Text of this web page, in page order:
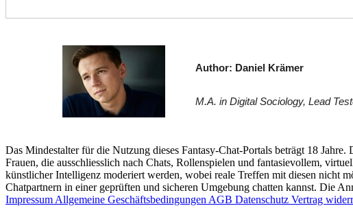
Author: Daniel Krämer
M.A. in Digital Sociology, Lead
Das Mindestalter für die Nutzung dieses Fantasy-Chat-Portals beträgt 18
Frauen, die ausschliesslich nach Chats, Rollenspielen und fantasievollem,
künstlicher Intelligenz moderiert werden, wobei reale Treffen mit diesen nicht
Chatpartnern in einer geprüften und sicheren Umgebung chatten kannst. Die
Impressum Allgemeine Geschäftsbedingungen AGB Datenschutz Vertrag